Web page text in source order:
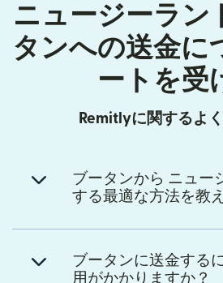
ニュージーラン
タンへの送金に
ートを受
Remitlyに関するよ
ブータンから ニュー
する最適な方法を教
ブータンに送金する
用がかかりますか？